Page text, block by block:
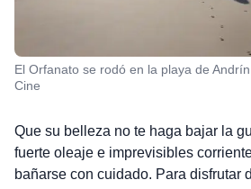
El Orfanato se rodó en la playa de
Cine
Que su belleza no te haga bajar la
fuerte oleaje e imprevisibles
bañarse con cuidado. Para disfrutar